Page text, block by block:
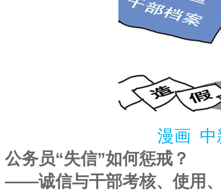
漫画 中
公务员“失信”如何惩戒？
——诚信与干部考核、使用